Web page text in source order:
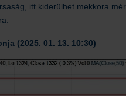
itt kiderülhet mekkora
(2025. 01. 13. 10:30)